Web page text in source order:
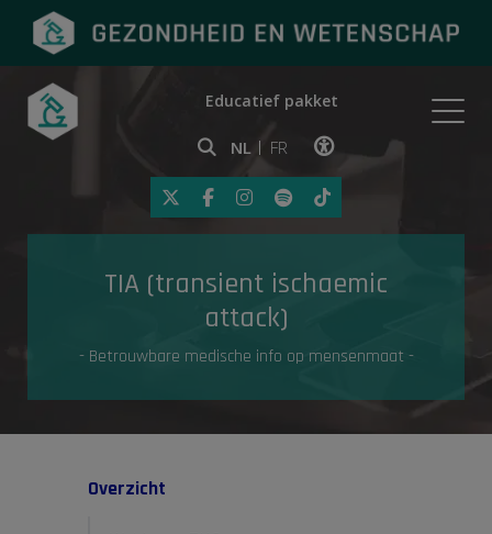
Onderwerpen
Gezondheid in de media
Educatief pakket
NL FR
Klik op deze link om
TIA (transient ischaemic
attack)
- Betrouwbare medische info op mensenmaat -
Overzicht